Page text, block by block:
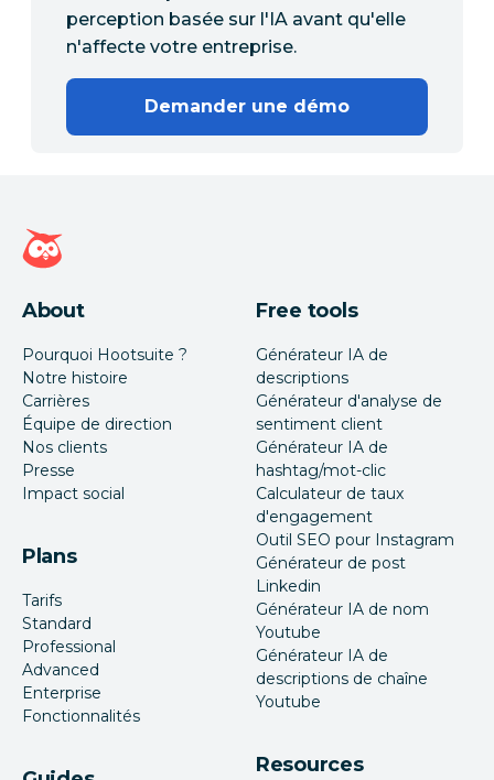
perception basée sur l'IA avant qu'elle
n'affecte votre entreprise.
Demander une démo
Page d'accueil Hootsuite
About
Pourquoi Hootsuite ?
Notre histoire
Carrières
Équipe de direction
Nos clients
Presse
Impact social
Plans
Tarifs
Standard
Professional
Advanced
Enterprise
Fonctionnalités
Free tools
Générateur IA de
descriptions
Générateur d'analyse de
sentiment client
Générateur IA de
hashtag/mot-clic
Calculateur de taux
d'engagement
Outil SEO pour Instagram
Générateur de post
Linkedin
Générateur IA de nom
Youtube
Générateur IA de
descriptions de chaîne
Youtube
Resources